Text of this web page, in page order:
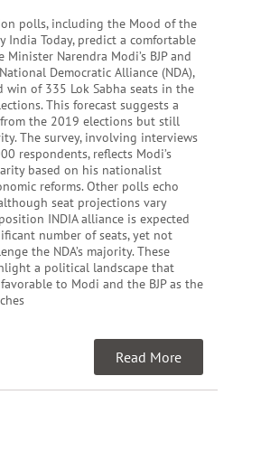
polls, including the Mood of the
India Today, predict a comfortable
Narendra Modi’s BJP and
Democratic Alliance (NDA),
win of 335 Lok Sabha seats in the
This forecast suggests a
the 2019 elections but still
The survey, involving interviews
respondents, reflects Modi’s
based on his nationalist
reforms. Other polls echo
seat projections vary
INDIA alliance is expected
number of seats, yet not
the NDA’s majority. These
a political landscape that
to Modi and the BJP as the
Read More